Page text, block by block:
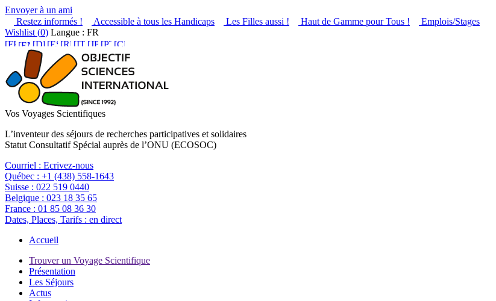
Envoyer à un ami
Restez informés !
Accessible à tous les Handicaps Les Filles aussi ! Haut de Gamme pour Tous !
Emplois/Stages
Wishlist (0) Langue : FR
Vos Voyages Scientifiques
L’inventeur des séjours de recherches participatives et solidaires
Statut Consultatif Spécial auprès de l’ONU (ECOSOC)
Courriel : Ecrivez-nous
Québec : +1 (438) 558-1643
Suisse : 022 519 0440
Belgique : 023 18 35 65
France : 01 85 08 36 30
Dates, Places, Tarifs : en direct
Accueil
Trouver un Voyage Scientifique
Présentation
Les Séjours
Actus